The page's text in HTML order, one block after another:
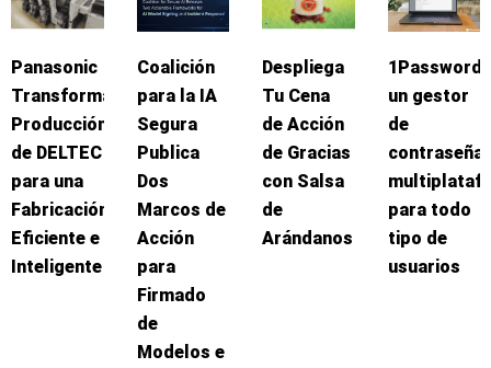
Panasonic
Transforma
Producción
de DELTEC
para una
Fabricación
Eficiente e
Inteligente
Coalición
para la IA
Segura
Publica
Dos
Marcos de
Acción
para
Firmado
de
Modelos e
Despliega
Tu Cena
de Acción
de Gracias
con Salsa
de
Arándanos
1Password:
un gestor
de
para todo
tipo de
usuarios